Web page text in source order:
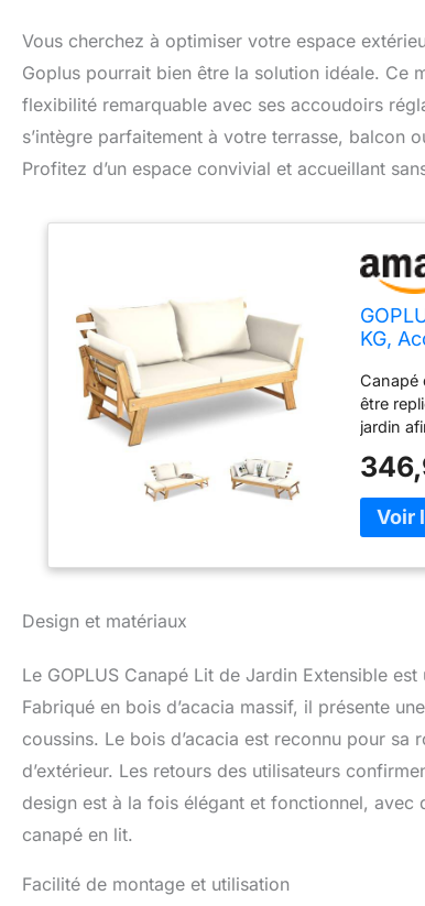
Vous cherchez à optimiser votre espace
Goplus pourrait bien être la solution idéale. Ce
flexibilité remarquable avec ses accoudoirs
s’intègre parfaitement à votre terrasse, balcon
Profitez d’un espace convivial et accueillant
KG,
Canapé
être
jardin
aussi
remplis
balcon,
sont
Design et matériaux
Le GOPLUS Canapé Lit de Jardin Extensible
Fabriqué en bois d’acacia massif, il présente
coussins. Le bois d’acacia est reconnu pour
d’extérieur. Les retours des utilisateurs
design est à la fois élégant et fonctionnel,
canapé en lit.
Facilité de montage et utilisation